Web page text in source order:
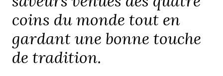
coins du monde tout en
gardant une bonne touche
de tradition.